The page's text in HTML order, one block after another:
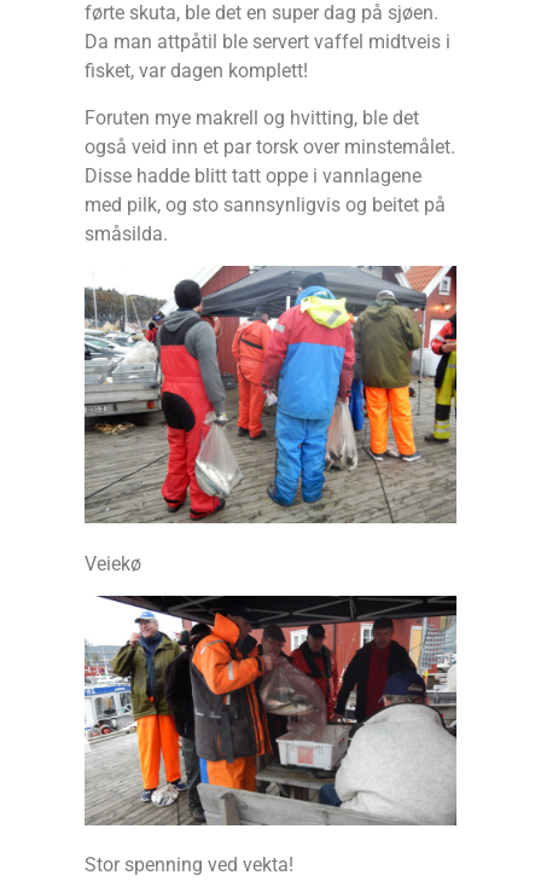
førte skuta, ble det en super dag på sjøen.
Da man attpåtil ble servert vaffel midtveis i
fisket, var dagen komplett!
Foruten mye makrell og hvitting, ble det
også veid inn et par torsk over minstemålet.
Disse hadde blitt tatt oppe i vannlagene
med pilk, og sto sannsynligvis og beitet på
småsilda.
Veiekø
Stor spenning ved vekta!